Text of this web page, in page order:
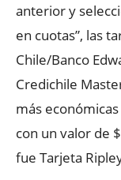
anterior y
en cuotas”, las
Chile/Banco
Credichile
más
con un valor de
fue Tarjeta